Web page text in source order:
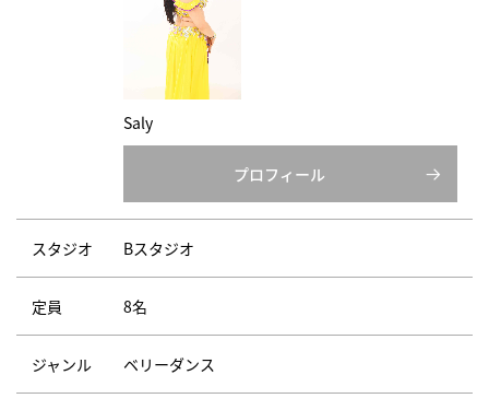
Saly
プロフィール
スタジオ Bスタジオ
定員 8名
ジャンル ベリーダンス